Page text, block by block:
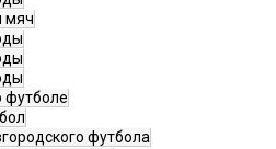
мяч
футболе
футбола